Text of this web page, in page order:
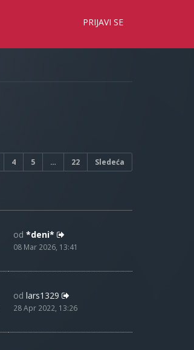
PRIJAVI SE
4 5 … 22 Sledeća
od *deni*
08 Mar 2026, 13:41
od lars1329
28 Apr 2022, 13:26